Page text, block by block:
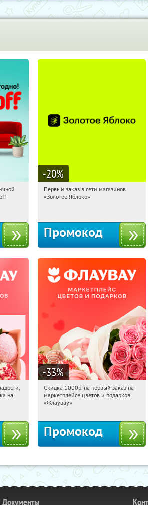
-20%
20:45:39
Получи первым!
Первый заказ в сети магазинов
«Золотое Яблоко»
Промокод
на
-33%
20:45:39 Получили:
Россия
Скидка 1000р. на первый заказ на
маркетплейсе цветов и подарков
«Флаувау»
Промокод
Документы